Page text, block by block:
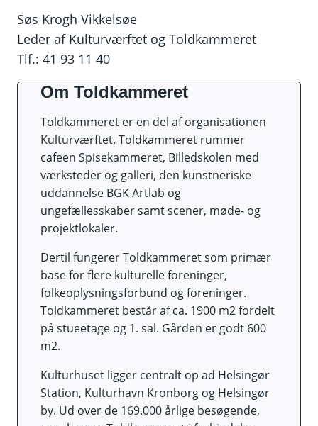
Søs Krogh Vikkelsøe
Leder af Kulturværftet og Toldkammeret
Tlf.: 41 93 11 40
Om Toldkammeret
Toldkammeret er en del af organisationen
Kulturværftet. Toldkammeret rummer
cafeen Spisekammeret, Billedskolen med
værksteder og galleri, den kunstneriske
uddannelse BGK Artlab og
ungefællesskaber samt scener, møde- og
projektlokaler.
Dertil fungerer Toldkammeret som primær
base for flere kulturelle foreninger,
folkeoplysningsforbund og foreninger.
Toldkammeret består af ca. 1900 m2 fordelt
på stueetage og 1. sal. Gården er godt 600
m2.
Kulturhuset ligger centralt op ad Helsingør
Station, Kulturhavn Kronborg og Helsingør
by. Ud over de 169.000 årlige besøgende,